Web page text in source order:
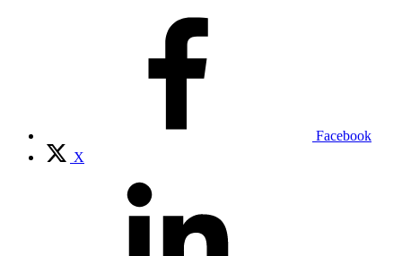
Facebook
X